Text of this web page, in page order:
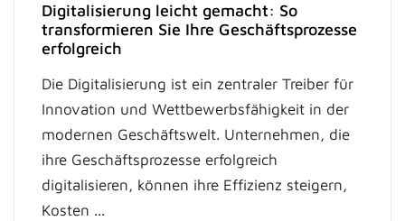
Digitalisierung leicht gemacht: So
transformieren Sie Ihre Geschäftsprozesse
erfolgreich
Die Digitalisierung ist ein zentraler Treiber für
Innovation und Wettbewerbsfähigkeit in der
modernen Geschäftswelt. Unternehmen, die
ihre Geschäftsprozesse erfolgreich
digitalisieren, können ihre Effizienz steigern,
Kosten ...